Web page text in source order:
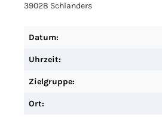
39028 Schlanders
Datum:
Uhrzeit:
Zielgruppe:
Ort: